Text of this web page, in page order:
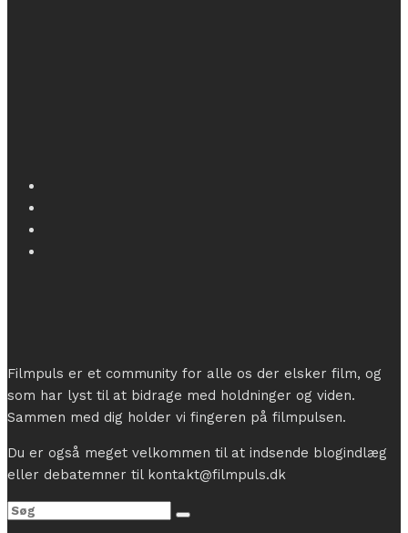
Filmpuls er et community for alle os der elsker film, og
som har lyst til at bidrage med holdninger og viden.
Sammen med dig holder vi fingeren på filmpulsen.
Du er også meget velkommen til at indsende blogindlæg
eller debatemner til kontakt@filmpuls.dk